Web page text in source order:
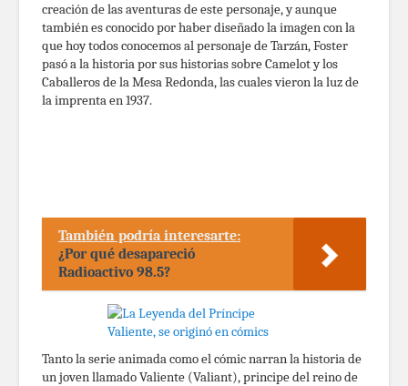
creación de las aventuras de este personaje, y aunque
también es conocido por haber diseñado la imagen con la
que hoy todos conocemos al personaje de Tarzán, Foster
pasó a la historia por sus historias sobre Camelot y los
Caballeros de la Mesa Redonda, las cuales vieron la luz de
la imprenta en 1937.
También podría interesarte:
¿Por qué desapareció
Radioactivo 98.5?
Tanto la serie animada como el cómic narran la historia de
un joven llamado Valiente (Valiant), principe del reino de